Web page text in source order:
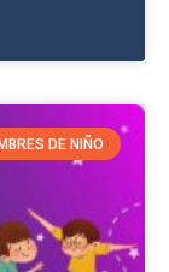
DE NIÑO